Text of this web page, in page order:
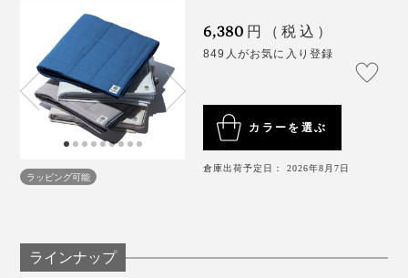
ブルーモーメント（薄暮）の深い青『Indigo』
そんな私を、3年経った今も満足させているのが
『UKIHA』なのです。
ラッピング可能
6,380 円（税込）
849人がお気に入り登録
カラーを選ぶ
倉庫出荷予定日： 2026年8月7日
ラインナップ